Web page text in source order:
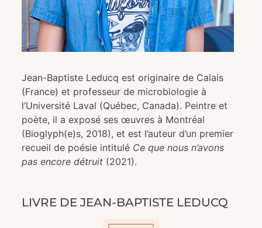
Jean-Baptiste Leducq est originaire de Calais
(France) et professeur de microbiologie à
l’Université Laval (Québec, Canada). Peintre et
poète, il a exposé ses œuvres à Montréal
(Bioglyph(e)s, 2018), et est l’auteur d’un premier
recueil de poésie intitulé Ce que nous n’avons
pas encore détruit (2021).
LIVRE DE JEAN-BAPTISTE LEDUCQ